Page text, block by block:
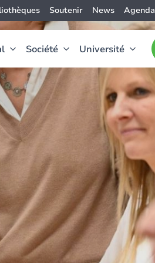
Soutenir News Agenda
Société Université